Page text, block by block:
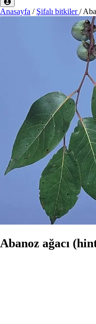
Anasayfa / Şifalı bitkiler/
Abanoz ağacı